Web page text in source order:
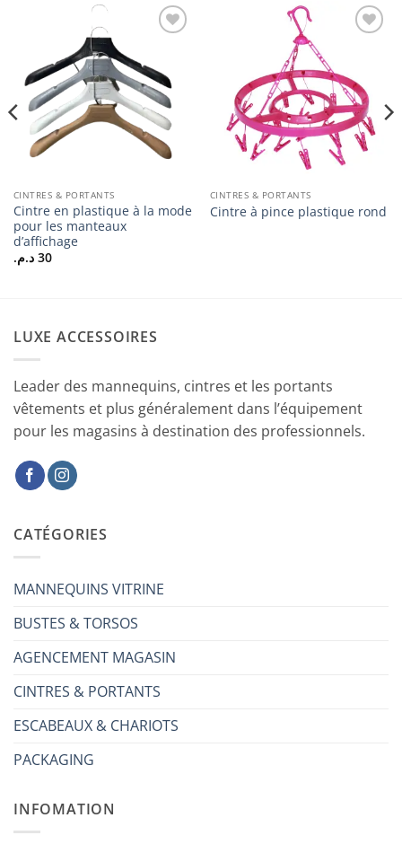
liste
d’envies
CINTRES & PORTANTS
Cintre en plastique à la mode
pour les manteaux
d’affichage
30 د.م.
d’envies
CINTRES & PORTANTS
Cintre à pince plastique rond
LUXE ACCESSOIRES
Leader des mannequins, cintres et les portants
vêtements et plus généralement dans l’équipement
pour les magasins à destination des professionnels.
CATÉGORIES
MANNEQUINS VITRINE
BUSTES & TORSOS
AGENCEMENT MAGASIN
CINTRES & PORTANTS
ESCABEAUX & CHARIOTS
PACKAGING
INFOMATION